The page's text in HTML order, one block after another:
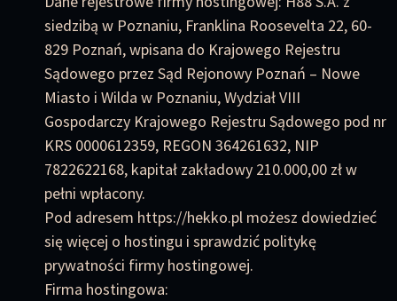
siedzibą w Poznaniu, Franklina Roosevelta 22, 60-
829 Poznań, wpisana do Krajowego Rejestru
Sądowego przez Sąd Rejonowy Poznań – Nowe
Miasto i Wilda w Poznaniu, Wydział VIII
Gospodarczy Krajowego Rejestru Sądowego pod nr
KRS 0000612359, REGON 364261632, NIP
7822622168, kapitał zakładowy 210.000,00 zł w
pełni wpłacony.
Pod adresem https://hekko.pl możesz dowiedzieć
się więcej o hostingu i sprawdzić politykę
prywatności firmy hostingowej.
Firma hostingowa: